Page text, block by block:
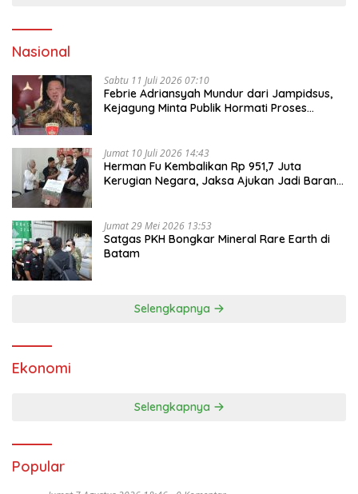
Nasional
Sabtu 11 Juli 2026 07:10
Febrie Adriansyah Mundur dari Jampidsus,
Kejagung Minta Publik Hormati Proses
Jumat 10 Juli 2026 14:43
Herman Fu Kembalikan Rp 951,7 Juta
Kerugian Negara, Jaksa Ajukan Jadi Barang
Jumat 29 Mei 2026 13:53
Satgas PKH Bongkar Mineral Rare Earth di
Selengkapnya
Ekonomi
Selengkapnya
Popular